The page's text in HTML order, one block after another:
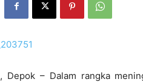
, Depok – Dalam rangka